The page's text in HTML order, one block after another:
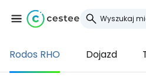
Rodos RHO Dojazd
Zaloguj się